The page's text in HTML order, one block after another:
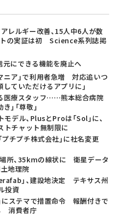
レルギー改善、15人中6人が数
の実証は初 Science系列誌掲
元にできる機能を廃止へ
ニア」で利用者急増 対応追いつ
ていただけるアプリに」
医療スタッフ……熊本総合病院
」「尊敬」
デル、PlusとProは「Sol」に、
トチャット無制限に
プチプチ株式会社」に社名変更
所、35kmの線状に 衛星データ
地理院
」、建設地決定 テキサス州
投資
にステマで措置命令 報酬付きで
消費者庁